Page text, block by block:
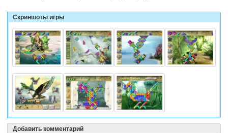
Скриншоты игры
Добавить комментарий